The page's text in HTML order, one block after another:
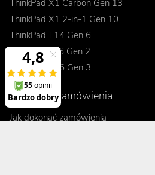
ThinkPad X1 Carbon Gen 13
ThinkPad X1 2-in-1 Gen 10
ThinkPad T14 Gen 6
ThinkPad L16 Gen 2
ThinkPad E16 Gen 3
Realizacje zamówienia
Jak dokonać zamówienia